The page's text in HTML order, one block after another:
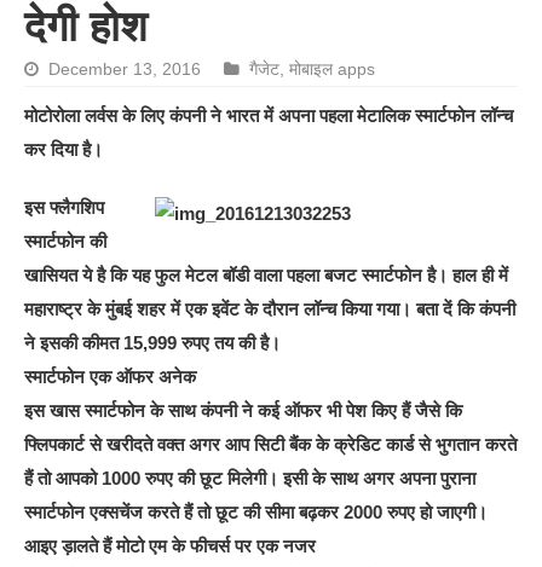
देगी होश
December 13, 2016 गैजेट ,मोबाइल apps
मोटोरोला लर्वस के लिए कंपनी ने भारत में अपना पहला मेटालिक स्मार्टफोन लॉन्च
कर दिया है।
इस फ्लैगशिप
स्मार्टफोन की
खासियत ये है कि यह फुल मेटल बॉडी वाला पहला बजट स्मार्टफोन है। हाल ही में
महाराष्ट्र के मुंबई शहर में एक इवेंट के दौरान लॉन्च किया गया। बता दें कि कंपनी
ने इसकी कीमत 15,999 रुपए तय की है।
स्मार्टफोन एक ऑफर अनेक
इस खास स्मार्टफोन के साथ कंपनी ने कई ऑफर भी पेश किए हैं जैसे कि
फ्लिपकार्ट से खरीदते वक्त अगर आप सिटी बैंक के क्रेडिट कार्ड से भुगतान करते
हैं तो आपको 1000 रुपए की छूट मिलेगी। इसी के साथ अगर अपना पुराना
स्मार्टफोन एक्सचेंज करते हैं तो छूट की सीमा बढ़कर 2000 रुपए हो जाएगी।
आइए ड़ालते हैं मोटो एम के फीचर्स पर एक नजर